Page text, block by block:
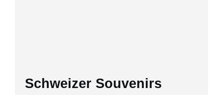
Schweizer Souvenirs